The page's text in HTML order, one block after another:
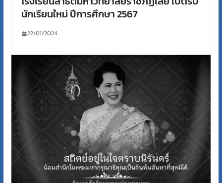
นักเรียนใหม่ ปีการศึกษา 2567
22/01/2024